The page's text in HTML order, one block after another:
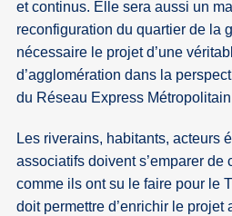
et continus. Elle sera aussi un
reconfiguration du quartier de la
nécessaire le projet d’une
d’agglomération dans la
du Réseau Express
Les riverains, habitants, acteurs
associatifs doivent s’emparer de
comme ils ont su le faire pour le
doit permettre d’enrichir le projet